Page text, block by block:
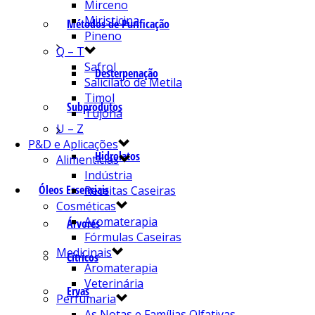
Métodos de Purificação
Desterpenação
Subprodutos
Hidrolatos
Óleos Essenciais
Árvores
Cítricos
Ervas
Mirceno
Miristicina
Pineno
Q – T
Safrol
Salicilato de Metila
Timol
Tujona
U – Z
P&D e Aplicações
Alimentícias
Indústria
Receitas Caseiras
Cosméticas
Aromaterapia
Fórmulas Caseiras
Medicinais
Aromaterapia
Veterinária
Perfumaria